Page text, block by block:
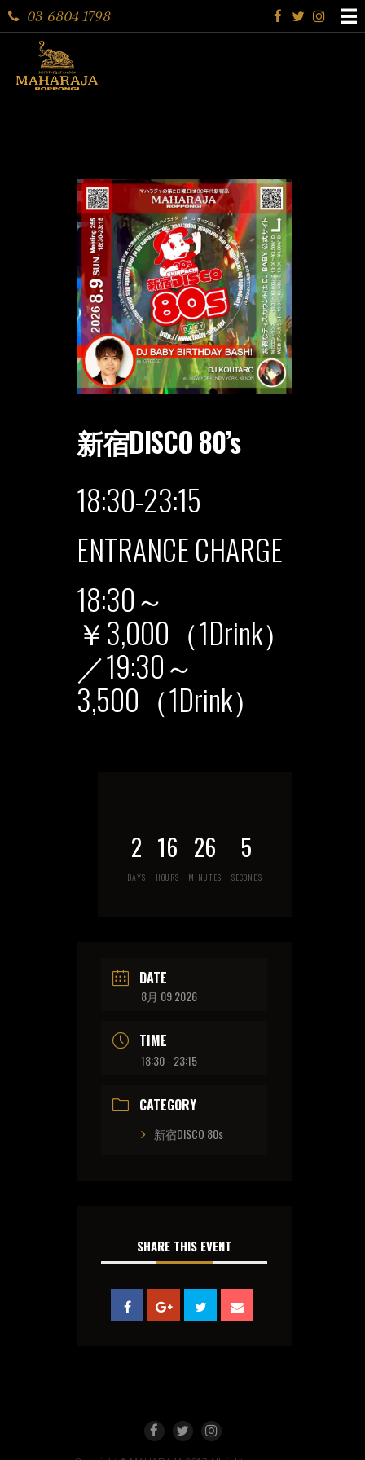
03 6804 1798
新宿DISCO 80’s
18:30-23:15
ENTRANCE CHARGE
18:30～
￥3,000（1Drink）
／19:30～
3,500（1Drink）
2
DAYS
16
HOURS
26
MINUTES
5
SECONDS
DATE
8月 09 2026
TIME
18:30 - 23:15
CATEGORY
新宿DISCO 80s
SHARE THIS EVENT